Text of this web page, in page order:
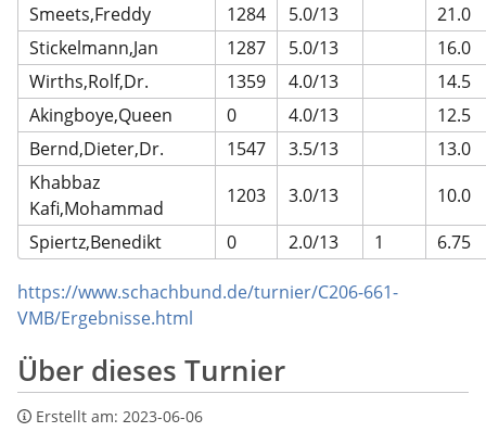
Smeets,Freddy
1284 5.0/13
21.0
Stickelmann,Jan
1287 5.0/13
16.0
Wirths,Rolf,Dr.
1359 4.0/13
14.5
Akingboye,Queen
0 4.0/13
12.5
Bernd,Dieter,Dr.
1547 3.5/13
13.0
Khabbaz
Kafi,Mohammad
1203 3.0/13
10.0
Spiertz,Benedikt
0 2.0/13 1 6.75
https://www.schachbund.de/turnier/C206-661-
VMB/Ergebnisse.html
Über dieses Turnier
Erstellt am: 2023-06-06